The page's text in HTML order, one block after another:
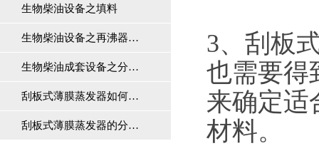
生物柴油设备之填料
生物柴油设备之再沸器…
生物柴油成套设备之分…
刮板式薄膜蒸发器如何…
刮板式薄膜蒸发器的分…
3、刮板
也需要得
来确定适
材料。